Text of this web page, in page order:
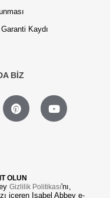
Kaydı
BİZ
OLUN
Gizlilik Politikası'nı,
içeren Isabel Abbey e-